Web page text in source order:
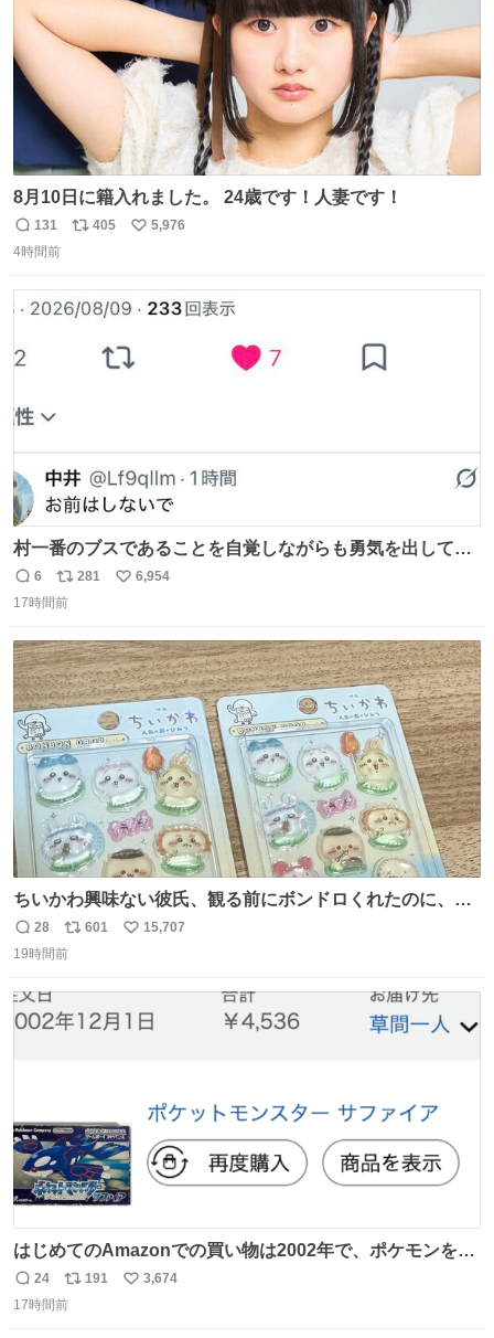
8月10日に籍入れました。 24歳です！人妻です！
返
信
131
リ
ト
405
い
数
5,976
4時間前
村一番のブスであることを自覚しながらも勇気を出して村
長の息子に恋文を書いたら翌日村の共用井戸に捨てられて
たときの顔になった
返
信
6
リ
ポ
ト
数
281
い
数
6,954
17時間前
ちいかわ興味ない彼氏、観る前にボンドロくれたのに、見
た後に返却求められた。くそう。
返
信
28
リ
ポ
数
601
い
15,707
19時間前
はじめてのAmazonでの買い物は2002年で、ポケモンを買
ったようだ 24年前かぁ。
返
信
24
リ
ポ
191
い
3,674
17時間前